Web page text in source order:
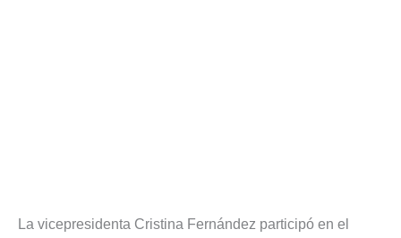
La vicepresidenta Cristina Fernández participó en el